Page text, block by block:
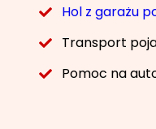
Hol z garażu
Transport
Pomoc na